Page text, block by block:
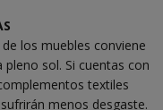
los muebles conviene
sol. Si cuentas con
textiles
menos desgaste.